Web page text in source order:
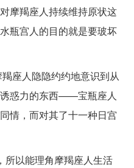
摩羯座人持续维持原状这
瓶宫人的目的就是要玻坏
座人隐隐约约地意识到从
惑力的东西——宝瓶座人
情，而对其了十一种日宫
所以能理角摩羯座人生活